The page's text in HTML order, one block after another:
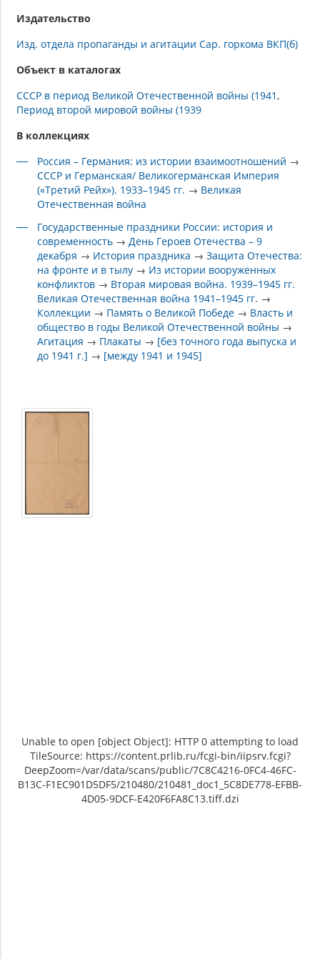
Издательство
Изд. отдела пропаганды и агитации Сар. горкома ВКП(б)
Объект в каталогах
СССР в период Великой Отечественной войны (1941
Период второй мировой войны (1939
В коллекциях
Россия – Германия: из истории взаимоотношений →
СССР и Германская/ Великогерманская Империя
(«Третий Рейх»). 1933–1945 гг. → Великая
Отечественная война
Государственные праздники России: история и
современность →День Героев Отечества – 9
декабря → История праздника →Защита Отечества:
на фронте и в тылу → Из истории вооруженных
конфликтов → Вторая мировая война. 1939–1945 гг.
Великая Отечественная война 1941–1945 гг. →
Коллекции → Память о Великой Победе → Власть и
общество в годы Великой Отечественной войны →
Агитация → Плакаты → [без точного года выпуска и
до 1941 г.] → [между 1941 и 1945]
Unable to open [object Object]: HTTP 0 attempting to load
TileSource: https://content.prlib.ru/fcgi-bin/iipsrv.fcgi?
DeepZoom=/var/data/scans/public/7C8C4216-0FC4-46FC-
B13C-F1EC901D5DF5/210480/210481_doc1_5C8DE778-EFBB-
4D05-9DCF-E420F6FA8C13.tiff.dzi